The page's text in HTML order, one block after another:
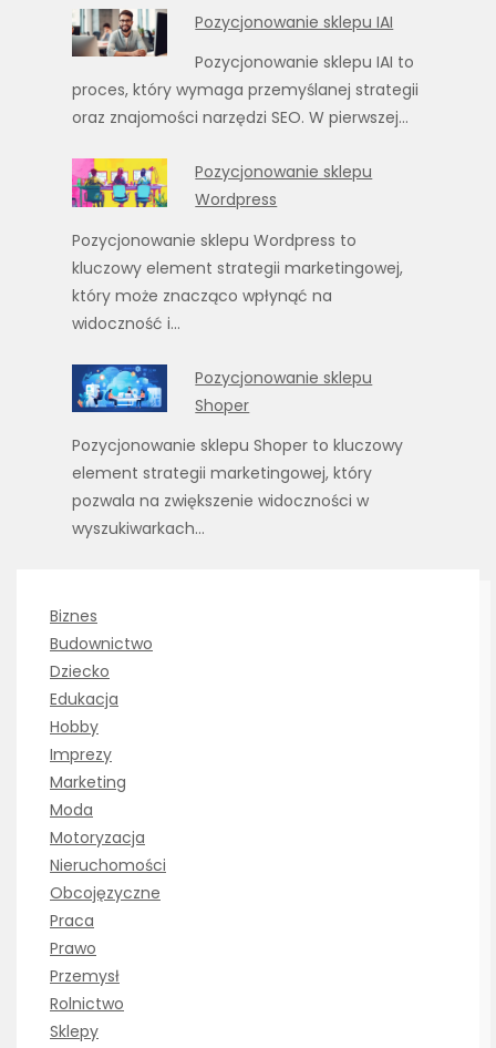
Pozycjonowanie sklepu IAI
Pozycjonowanie sklepu IAI to
proces, który wymaga przemyślanej strategii
oraz znajomości narzędzi SEO. W pierwszej…
Pozycjonowanie sklepu
Wordpress
Pozycjonowanie sklepu Wordpress to
kluczowy element strategii marketingowej,
który może znacząco wpłynąć na
widoczność i…
Pozycjonowanie sklepu
Shoper
Pozycjonowanie sklepu Shoper to kluczowy
element strategii marketingowej, który
pozwala na zwiększenie widoczności w
wyszukiwarkach…
Biznes
Budownictwo
Dziecko
Edukacja
Hobby
Imprezy
Marketing
Moda
Motoryzacja
Nieruchomości
Obcojęzyczne
Praca
Prawo
Przemysł
Rolnictwo
Sklepy